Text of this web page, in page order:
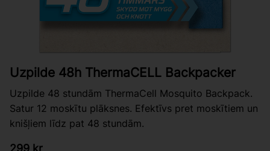
Uzpilde 48h ThermaCELL Backpacker
Uzpilde 48 stundām ThermaCell Mosquito Backpack.
Satur 12 moskītu plāksnes. Efektīvs pret moskītiem un
knišļiem līdz pat 48 stundām.
299 kr